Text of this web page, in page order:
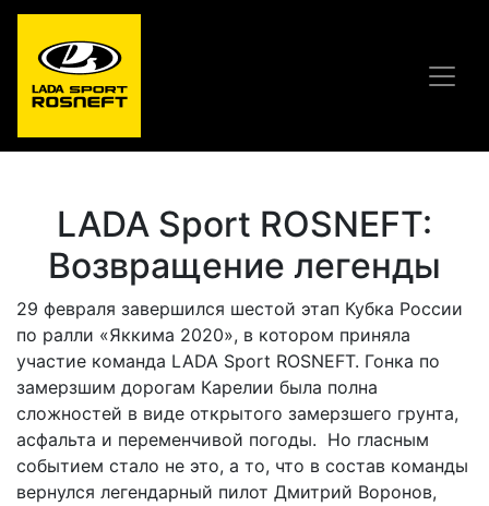
LADA Sport ROSNEFT:
Возвращение легенды
29 февраля завершился шестой этап Кубка России
по ралли «Яккима 2020», в котором приняла
участие команда LADA Sport ROSNEFT. Гонка по
замерзшим дорогам Карелии была полна
сложностей в виде открытого замерзшего грунта,
асфальта и переменчивой погоды. Но гласным
событием стало не это, а то, что в состав команды
вернулся легендарный пилот Дмитрий Воронов,